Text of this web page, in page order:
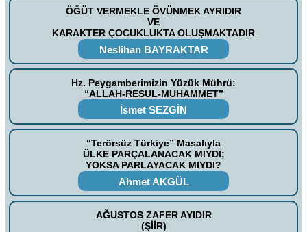
ÖĞÜT VERMEKLE ÖVÜNMEK AYRIDIR
VE
KARAKTER ÇOCUKLUKTA OLUŞMAKTADIR
Neslihan BAYRAKTAR
Hz. Peygamberimizin Yüzük Mührü:
“ALLAH-RESUL-MUHAMMET”
İsmet SEZGİN
“Terörsüz Türkiye” Masalıyla
ÜLKE PARÇALANACAK MIYDI;
YOKSA PARLAYACAK MIYDI?
Ahmet AKGÜL
AĞUSTOS ZAFER AYIDIR
(ŞİİR)